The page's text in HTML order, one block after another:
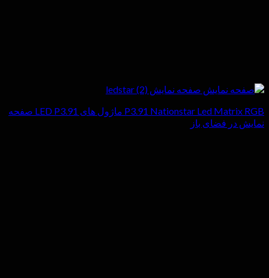
P3.91 Nationstar Led Matrix RGB ماژول های LED P3.91 صفحه
نمایش در فضای باز